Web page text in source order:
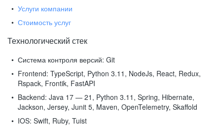
Услуги компании
Стоимость услуг
Технологический стек
Система контроля версий: Git
Frontend: TypeScript, Python 3.11, NodeJs, React, Redux,
Rspack, Frontik, FastAPI
Backend: Java 17 — 21, Python 3.11, Spring, Hibernate,
Jackson, Jersey, Junit 5, Maven, OpenTelemetry, Skaffold
IOS: Swift, Ruby, Tuist